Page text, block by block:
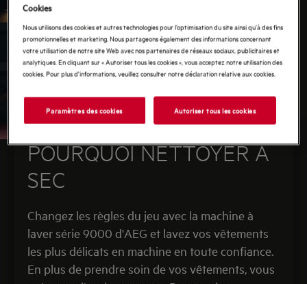
POURQUOI NETTOYER À
SEC
Changez les règles du jeu avec la machine à
laver série 9000 d'AEG et lavez vos vêtements
les plus délicats en machine en toute confiance.
En plus de prendre soin de vos vêtements, vous
Cookies
Nous utilisons des cookies et autres technologies pour l’optimisation du site ainsi qu’à des fins
promotionnelles et marketing. Nous partageons également des informations concernant
votre utilisation de notre site Web avec nos partenaires de réseaux sociaux, publicitaires et
analytiques. En cliquant sur « Autoriser tous les cookies », vous acceptez notre utilisation des
cookies. Pour plus d'informations, veuillez consulter notre déclaration relative aux cookies.
Paramètres des cookies Autoriser tous les cookies